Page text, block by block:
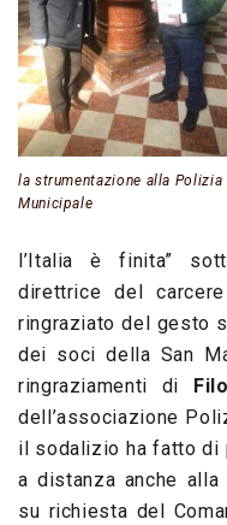
la strumentazione alla Polizia
Municipale
l’Italia è finita”
direttrice del carcere
ringraziato del gesto
dei soci della San
ringraziamenti di
dell’associazione
il sodalizio ha fatto di
a distanza anche alla
su richiesta del